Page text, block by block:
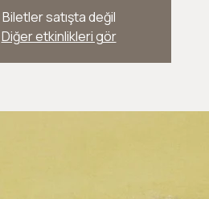
Biletler satışta değil
Diğer etkinlikleri gör